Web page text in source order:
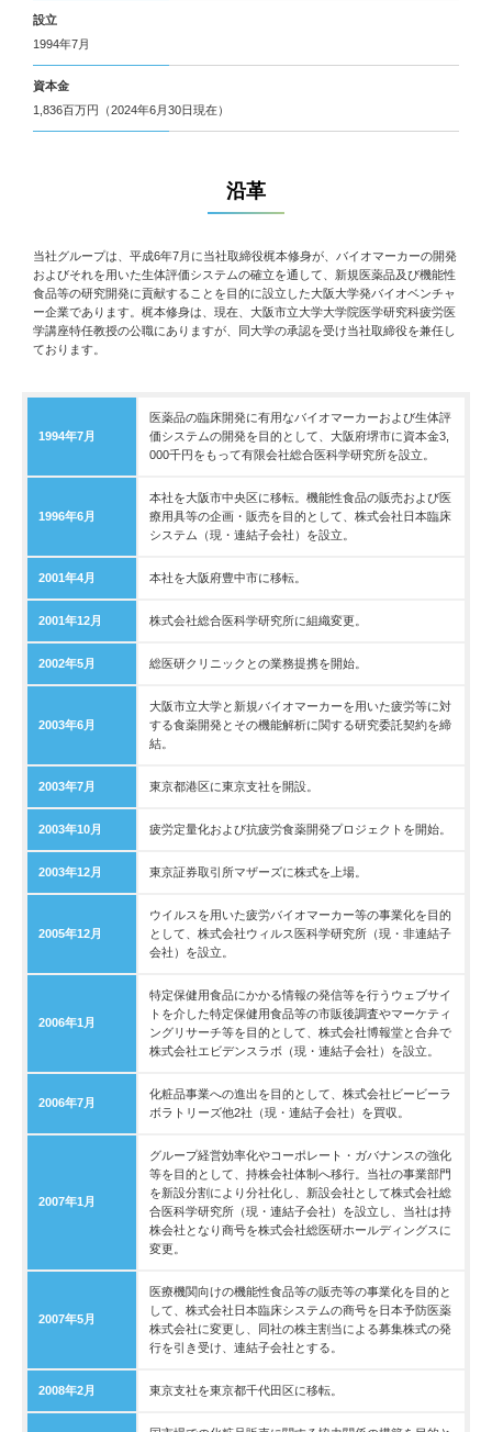
設立
1994年7月
資本金
1,836百万円（2024年6月30日現在）
沿革
当社グループは、平成6年7月に当社取締役梶本修身が、バイオマーカーの開発
およびそれを用いた生体評価システムの確立を通して、新規医薬品及び機能性
食品等の研究開発に貢献することを目的に設立した大阪大学発バイオベンチャ
ー企業であります。梶本修身は、現在、大阪市立大学大学院医学研究科疲労医
学講座特任教授の公職にありますが、同大学の承認を受け当社取締役を兼任し
ております。
1994年7月
医薬品の臨床開発に有用なバイオマーカーおよび生体評
価システムの開発を目的として、大阪府堺市に資本金3,
000千円をもって有限会社総合医科学研究所を設立。
1996年6月
本社を大阪市中央区に移転。機能性食品の販売および医
療用具等の企画・販売を目的として、株式会社日本臨床
システム（現・連結子会社）を設立。
2001年4月 本社を大阪府豊中市に移転。
2001年12月 株式会社総合医科学研究所に組織変更。
2002年5月 総医研クリニックとの業務提携を開始。
2003年6月
大阪市立大学と新規バイオマーカーを用いた疲労等に対
する食薬開発とその機能解析に関する研究委託契約を締
結。
2003年7月 東京都港区に東京支社を開設。
2003年10月 疲労定量化および抗疲労食薬開発プロジェクトを開始。
2003年12月 東京証券取引所マザーズに株式を上場。
2005年12月
ウイルスを用いた疲労バイオマーカー等の事業化を目的
として、株式会社ウィルス医科学研究所（現・非連結子
会社）を設立。
2006年1月
特定保健用食品にかかる情報の発信等を行うウェブサイ
トを介した特定保健用食品等の市販後調査やマーケティ
ングリサーチ等を目的として、株式会社博報堂と合弁で
株式会社エビデンスラボ（現・連結子会社）を設立。
2006年7月
化粧品事業への進出を目的として、株式会社ビービーラ
ボラトリーズ他2社（現・連結子会社）を買収。
2007年1月
グループ経営効率化やコーポレート・ガバナンスの強化
等を目的として、持株会社体制へ移行。当社の事業部門
を新設分割により分社化し、新設会社として株式会社総
合医科学研究所（現・連結子会社）を設立し、当社は持
株会社となり商号を株式会社総医研ホールディングスに
変更。
2007年5月
医療機関向けの機能性食品等の販売等の事業化を目的と
して、株式会社日本臨床システムの商号を日本予防医薬
株式会社に変更し、同社の株主割当による募集株式の発
行を引き受け、連結子会社とする。
2008年2月 東京支社を東京都千代田区に移転。